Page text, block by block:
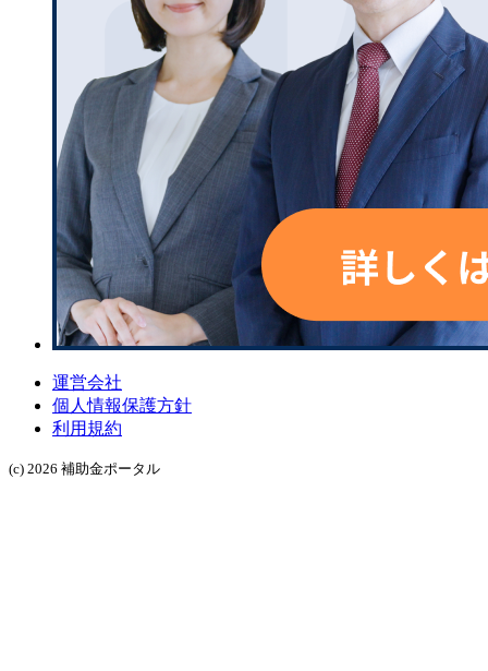
運営会社
個人情報保護方針
利用規約
(c) 2026 補助金ポータル